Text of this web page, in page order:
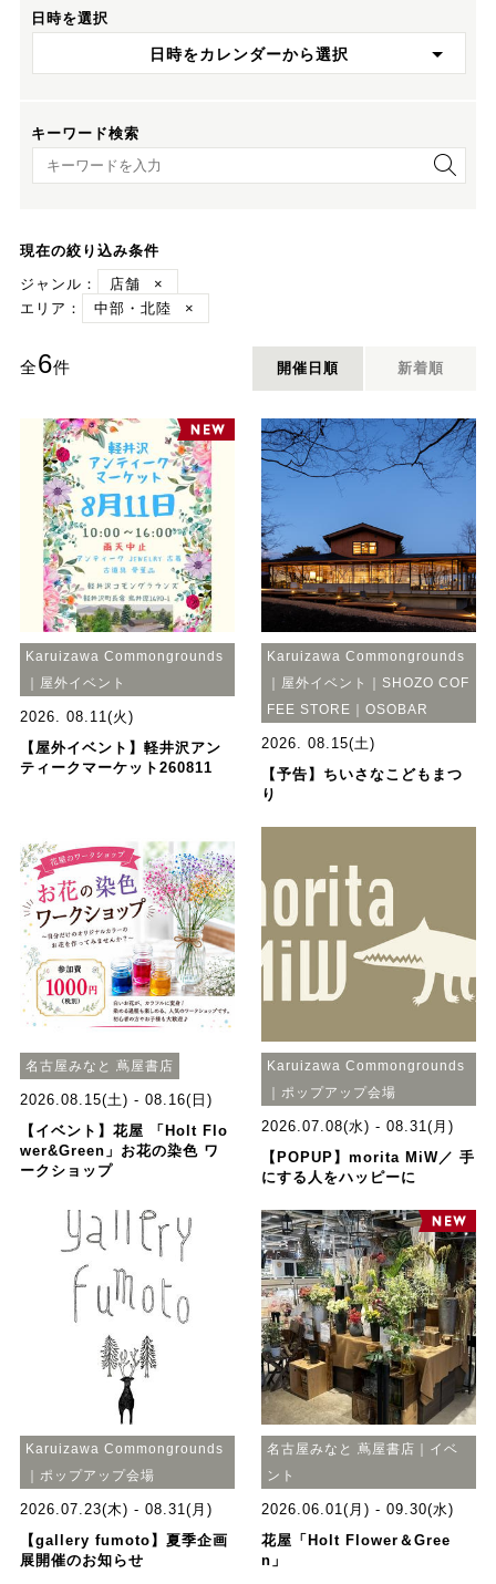
日時を選択
日時をカレンダーから選択
キーワード検索
キーワード検索
現在の絞り込み条件
ジャンル：
店舗
×
エリア：
中部・北陸 ×
全6件 開催日順 新着順
Karuizawa Commongrounds
｜屋外イベント
2026. 08.11(火)
【屋外イベント】軽井沢アン
ティークマーケット260811
Karuizawa Commongrounds
｜屋外イベント｜SHOZO COF
FEE STORE｜OSOBAR
2026. 08.15(土)
【予告】ちいさなこどもまつ
り
名古屋みなと 蔦屋書店
2026.08.15(土) - 08.16(日)
【イベント】花屋 「Holt Flo
wer&Green」お花の染色 ワ
ークショップ
Karuizawa Commongrounds
｜ポップアップ会場
2026.07.08(水) - 08.31(月)
【POPUP】morita MiW／ 手
にする人をハッピーに
Karuizawa Commongrounds
｜ポップアップ会場
2026.07.23(木) - 08.31(月)
【gallery fumoto】夏季企画
展開催のお知らせ
名古屋みなと 蔦屋書店｜イベ
ント
2026.06.01(月) - 09.30(水)
花屋「Holt Flower＆Gree
n」